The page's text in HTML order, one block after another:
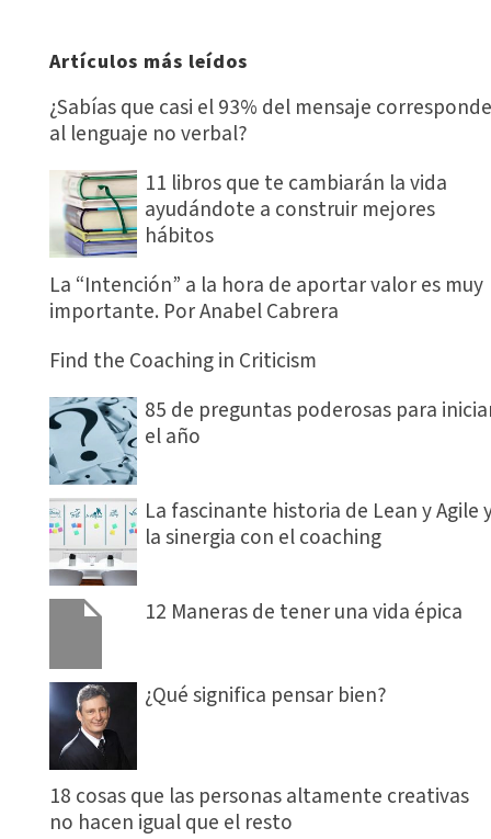
Artículos más leídos
¿Sabías que casi el 93% del mensaje corresponde
al lenguaje no verbal?
11 libros que te cambiarán la vida
ayudándote a construir mejores
hábitos
La “Intención” a la hora de aportar valor es muy
importante. Por Anabel Cabrera
Find the Coaching in Criticism
85 de preguntas poderosas para
el año
La fascinante historia de Lean y Agile
la sinergia con el coaching
12 Maneras de tener una vida épica
¿Qué significa pensar bien?
18 cosas que las personas altamente creativas
no hacen igual que el resto